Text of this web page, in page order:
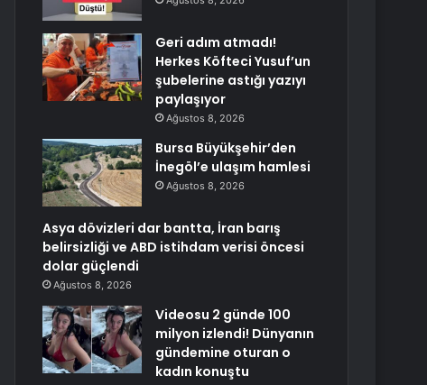
Geri adım atmadı!
Herkes Köfteci Yusuf’un
şubelerine astığı yazıyı
paylaşıyor
Ağustos 8, 2026
Bursa Büyükşehir’den
İnegöl’e ulaşım hamlesi
Ağustos 8, 2026
Asya dövizleri dar bantta, İran barış
belirsizliği ve ABD istihdam verisi öncesi
dolar güçlendi
Ağustos 8, 2026
Videosu 2 günde 100
milyon izlendi! Dünyanın
gündemine oturan o
kadın konuştu